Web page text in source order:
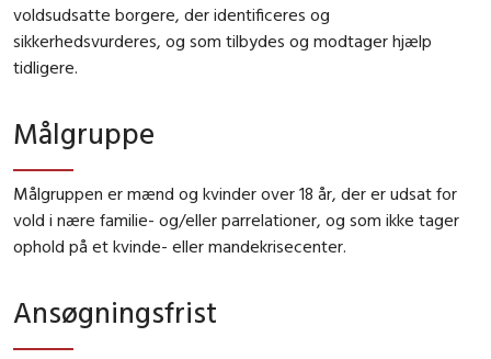
voldsudsatte borgere, der identificeres og
sikkerhedsvurderes, og som tilbydes og modtager hjælp
tidligere.
Målgruppe
Målgruppen er mænd og kvinder over 18 år, der er udsat for
vold i nære familie- og/eller parrelationer, og som ikke tager
ophold på et kvinde- eller mandekrisecenter.
Ansøgningsfrist